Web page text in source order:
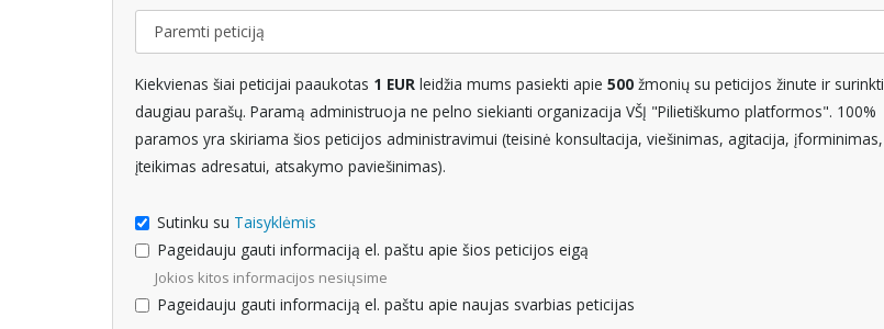
Kiekvienas šiai peticijai paaukotas 1 EUR leidžia mums pasiekti apie 500 žmonių su peticijos žinute ir surinkti
daugiau parašų. Paramą administruoja ne pelno siekianti organizacija VŠĮ "Pilietiškumo platformos". 100%
paramos yra skiriama šios peticijos administravimui (teisinė konsultacija, viešinimas, agitacija, įforminimas,
įteikimas adresatui, atsakymo paviešinimas).
Sutinku su Taisyklėmis
Pageidauju gauti informaciją el. paštu apie šios peticijos eigą
Jokios kitos informacijos nesiųsime
Pageidauju gauti informaciją el. paštu apie naujas svarbias peticijas